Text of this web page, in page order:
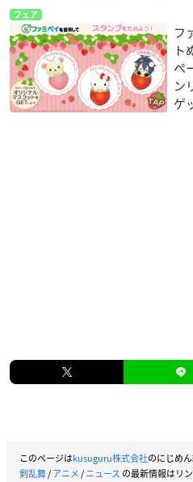
フェア
フ
ト
ペ
ン
ゲ
このページはkusuguru株式会社のにじめ
剣乱舞/アニメ/ニュース の最新情報はリ